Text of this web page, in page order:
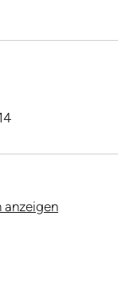
anzeigen